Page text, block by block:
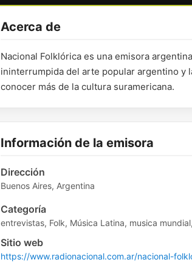
Acerca de
Nacional Folklórica es una emisora
ininterrumpida del arte popular argentino y
conocer más de la cultura suramericana.
Información de la emisora
Dirección
Buenos Aires, Argentina
Categoría
entrevistas, Folk, Música Latina, musica
Sitio web
https://www.radionacional.com.ar/nacional-